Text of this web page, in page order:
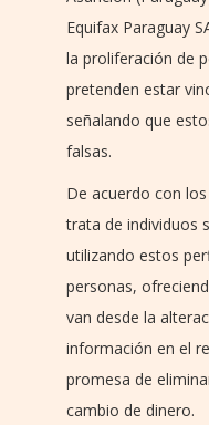
Equifax Paraguay
la proliferación de
pretenden estar
señalando que
falsas.
De acuerdo con
trata de individuos
utilizando estos
personas,
van desde la
información en el
promesa de
cambio de dinero.